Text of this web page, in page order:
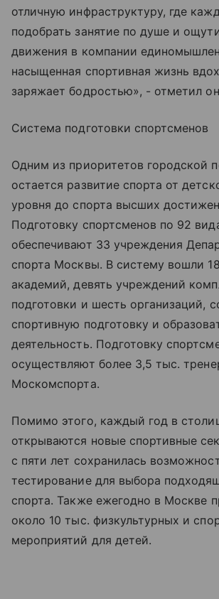
отличную инфраструктуру, где
подобрать занятие по душе и
движения в компании
насыщенная спортивная жизнь
заряжает бодростью», - отметил
Система подготовки спортсменов
Одним из приоритетов городской
остается развитие спорта от
уровня до спорта высших
Подготовку спортсменов по 92
обеспечивают 33 учреждения
спорта Москвы. В систему вошли
академий, девять учреждений
подготовки и шесть организаций,
спортивную подготовку и
деятельность. Подготовку
осуществляют более 3,5 тыс.
Москомспорта.
Помимо этого, каждый год в
открываются новые спортивные
с пяти лет сохранилась
тестирование для выбора
спорта. Также ежегодно в Москве
около 10 тыс. физкультурных и
мероприятий для детей.